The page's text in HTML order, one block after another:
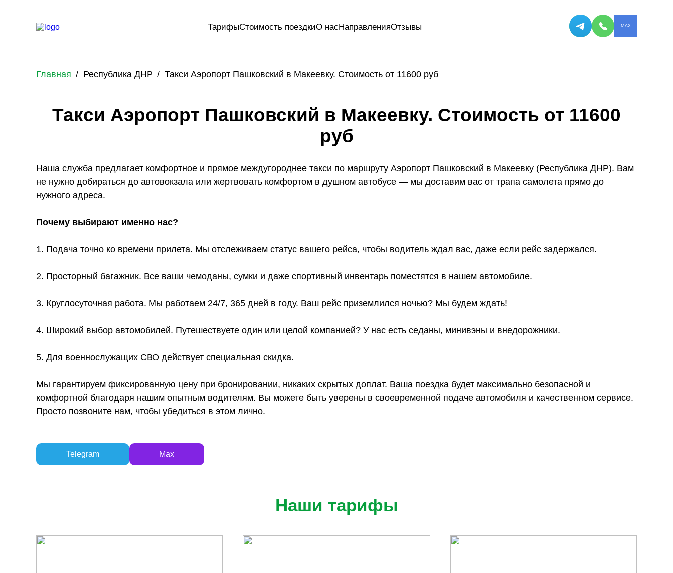
ТарифыСтоимость поездкиО насНаправленияОтзывы MAX
Главная Республика ДНР Такси Аэропорт Пашковский в Макеевку. Стоимость от 11600 руб
Такси Аэропорт Пашковский в Макеевку. Стоимость от 11600
руб
Наша служба предлагает комфортное и прямое междугороднее такси по маршруту Аэропорт Пашковский в Макеевку (Республика ДНР). Вам
не нужно добираться до автовокзала или жертвовать комфортом в душном автобусе — мы доставим вас от трапа самолета прямо до
нужного адреса.
Почему выбирают именно нас?
1. Подача точно ко времени прилета. Мы отслеживаем статус вашего рейса, чтобы водитель ждал вас, даже если рейс задержался.
2. Просторный багажник. Все ваши чемоданы, сумки и даже спортивный инвентарь поместятся в нашем автомобиле.
3. Круглосуточная работа. Мы работаем 24/7, 365 дней в году. Ваш рейс приземлился ночью? Мы будем ждать!
4. Широкий выбор автомобилей. Путешествуете один или целой компанией? У нас есть седаны, минивэны и внедорожники.
5. Для военнослужащих СВО действует специальная скидка.
Мы гарантируем фиксированную цену при бронировании, никаких скрытых доплат. Ваша поездка будет максимально безопасной и
комфортной благодаря нашим опытным водителям. Вы можете быть уверены в своевременной подаче автомобиля и качественном сервисе.
Просто позвоните нам, чтобы убедиться в этом лично.
Telegram Max
Наши тарифы